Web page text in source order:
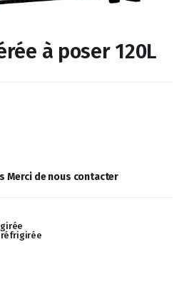
à poser 120L
Merci de nous contacter